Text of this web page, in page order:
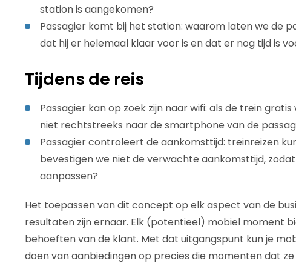
station is aangekomen?
Passagier komt bij het station: waarom laten we de
dat hij er helemaal klaar voor is en dat er nog tijd is
Tijdens de reis
Passagier kan op zoek zijn naar wifi: als de trein
niet rechtstreeks naar de smartphone van de
Passagier controleert de aankomsttijd: treinreizen
bevestigen we niet de verwachte aankomsttijd,
aanpassen?
Het toepassen van dit concept op elk aspect van de
resultaten zijn ernaar. Elk (potentieel) mobiel moment
behoeften van de klant. Met dat uitgangspunt kun je
doen van aanbiedingen op precies die momenten dat ze